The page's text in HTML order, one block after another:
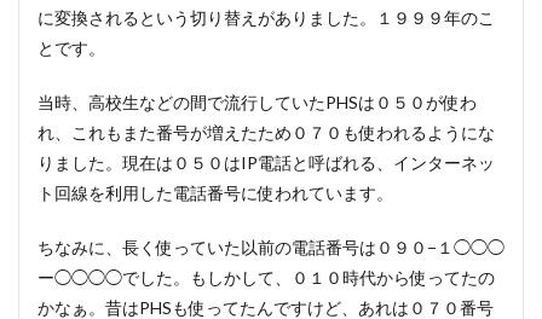
に変換されるという切り替えがありました。１９９９年のこ
とです。
当時、高校生などの間で流行していたPHSは０５０が使わ
れ、これもまた番号が増えたため０７０も使われるようにな
りました。現在は０５０はIP電話と呼ばれる、インターネッ
ト回線を利用した電話番号に使われています。
ちなみに、長く使っていた以前の電話番号は０９０−１◯◯◯
ー◯◯◯◯でした。もしかして、０１０時代から使ってたの
かなぁ。昔はPHSも使ってたんですけど、あれは０７０番号